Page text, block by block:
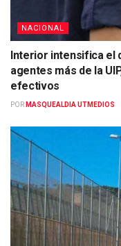
NACIONAL
Interior intensifica el
agentes más de la
efectivos
POR MASQUEALDIA UTMEDIOS